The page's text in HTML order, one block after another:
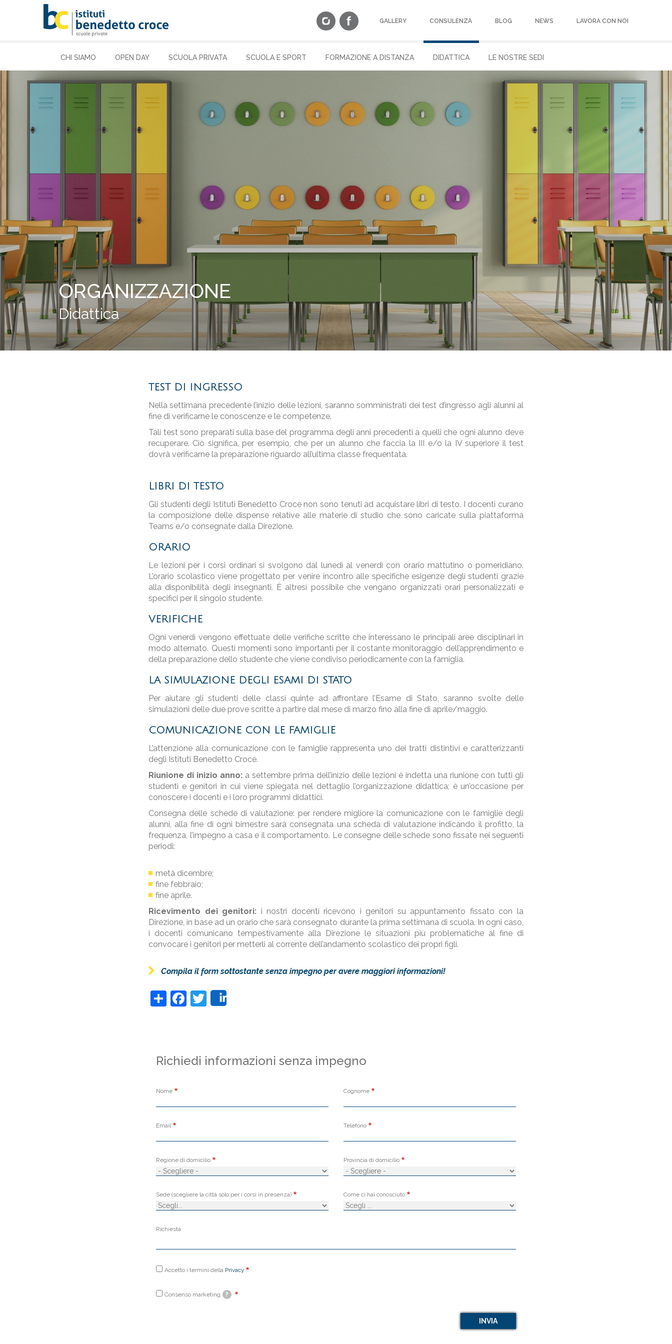
GALLERY CONSULENZA BLOG NEWS LAVORA CON NOI
CHI SIAMO OPEN DAY SCUOLA PRIVATA SCUOLA E SPORT FORMAZIONE A DISTANZA DIDATTICA LE NOSTRE SEDI
ORGANIZZAZIONE
Didattica
TEST DI INGRESSO
Nella settimana precedente l’inizio delle lezioni, saranno somministrati dei test d’ingresso agli alunni al
fine di verificarne le conoscenze e le competenze.
Tali test sono preparati sulla base del programma degli anni precedenti a quelli che ogni alunno deve
recuperare. Ciò significa, per esempio, che per un alunno che faccia la III e/o la IV superiore il test
dovrà verificarne la preparazione riguardo all’ultima classe frequentata.
LIBRI DI TESTO
Gli studenti degli Istituti Benedetto Croce non sono tenuti ad acquistare libri di testo. I docenti curano
la composizione delle dispense relative alle materie di studio che sono caricate sulla piattaforma
Teams e/o consegnate dalla Direzione.
ORARIO
Le lezioni per i corsi ordinari si svolgono dal lunedì al venerdì con orario mattutino o pomeridiano.
L’orario scolastico viene progettato per venire incontro alle specifiche esigenze degli studenti grazie
alla disponibilità degli insegnanti. È altresì possibile che vengano organizzati orari personalizzati e
specifici per il singolo studente.
VERIFICHE
Ogni venerdì vengono effettuate delle verifiche scritte che interessano le principali aree disciplinari in
modo alternato. Questi momenti sono importanti per il costante monitoraggio dell’apprendimento e
della preparazione dello studente che viene condiviso periodicamente con la famiglia.
LA SIMULAZIONE DEGLI ESAMI DI STATO
Per aiutare gli studenti delle classi quinte ad affrontare l’Esame di Stato, saranno svolte delle
simulazioni delle due prove scritte a partire dal mese di marzo fino alla fine di aprile/maggio.
COMUNICAZIONE CON LE FAMIGLIE
L’attenzione alla comunicazione con le famiglie rappresenta uno dei tratti distintivi e caratterizzanti
degli Istituti Benedetto Croce.
Riunione di inizio anno: a settembre prima dell’inizio delle lezioni è indetta una riunione con tutti gli
studenti e genitori in cui viene spiegata nel dettaglio l’organizzazione didattica; è un’occasione per
conoscere i docenti e i loro programmi didattici.
Consegna delle schede di valutazione: per rendere migliore la comunicazione con le famiglie degli
alunni, alla fine di ogni bimestre sarà consegnata una scheda di valutazione indicando il profitto, la
frequenza, l’impegno a casa e il comportamento. Le consegne delle schede sono fissate nei seguenti
periodi:
metà dicembre;
fine febbraio;
fine aprile.
Ricevimento dei genitori: i nostri docenti ricevono i genitori su appuntamento fissato con la
Direzione, in base ad un orario che sarà consegnato durante la prima settimana di scuola. In ogni caso,
i docenti comunicano tempestivamente alla Direzione le situazioni più problematiche al fine di
convocare i genitori per metterli al corrente dell’andamento scolastico dei propri figli.
Compila il form sottostante senza impegno per avere maggiori informazioni!
ShareFacebook
Twitter
Richiedi informazioni senza impegno
Nome Cognome
Email Telefono
Regione di domicilio Provincia di domicilio
Sede (scegliere la città solo per i corsi in presenza) Come ci hai conosciuto
Richiesta
Accetto i termini della Privacy
trattamento
Consenso marketing ?